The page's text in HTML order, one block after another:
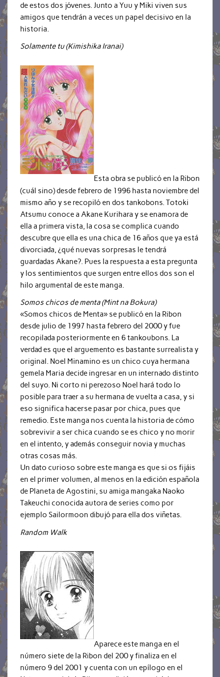
de estos dos jóvenes. Junto a Yuu y Miki viven sus
amigos que tendrán a veces un papel decisivo en la
historia.
Solamente tu (Kimishika Iranai)
Esta obra se publicó en la Ribon
(cuál sino) desde febrero de 1996 hasta noviembre del
mismo año y se recopiló en dos tankobons. Totoki
Atsumu conoce a Akane Kurihara y se enamora de
ella a primera vista, la cosa se complica cuando
descubre que ella es una chica de 16 años que ya está
divorciada, ¿qué nuevas sorpresas le tendrá
guardadas Akane?. Pues la respuesta a esta pregunta
y los sentimientos que surgen entre ellos dos son el
hilo argumental de este manga.
Somos chicos de menta (Mint na Bokura)
«Somos chicos de Menta» se publicó en la Ribon
desde julio de 1997 hasta febrero del 2000 y fue
recopilada posteriormente en 6 tankoubons. La
verdad es que el arguemento es bastante surrealista y
original. Noel Minamino es un chico cuya hermana
gemela Maria decide ingresar en un internado distinto
del suyo. Ni corto ni perezoso Noel hará todo lo
posible para traer a su hermana de vuelta a casa, y si
eso significa hacerse pasar por chica, pues que
remedio. Este manga nos cuenta la historia de cómo
sobrevivir a ser chica cuando se es chico y no morir
en el intento, y además conseguir novia y muchas
otras cosas más.
Un dato curioso sobre este manga es que si os fijáis
en el primer volumen, al menos en la edición española
de Planeta de Agostini, su amiga mangaka Naoko
Takeuchi conocida autora de series como por
ejemplo Sailormoon dibujó para ella dos viñetas.
Random Walk
Aparece este manga en el
número siete de la Ribon del 200 y finaliza en el
número 9 del 2001 y cuenta con un epílogo en el